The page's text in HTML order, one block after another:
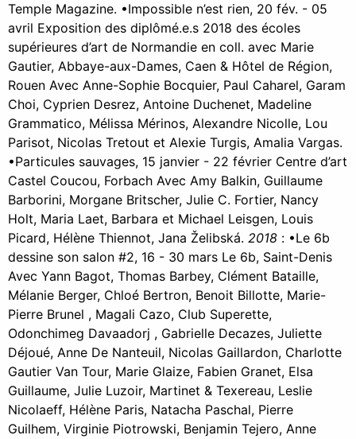
Temple Magazine. •Impossible n’est rien, 20 fév. - 05
avril Exposition des diplômé.e.s 2018 des écoles
supérieures d’art de Normandie en coll. avec Marie
Gautier, Abbaye-aux-Dames, Caen & Hôtel de Région,
Rouen Avec Anne-Sophie Bocquier, Paul Caharel, Garam
Choi, Cyprien Desrez, Antoine Duchenet, Madeline
Grammatico, Mélissa Mérinos, Alexandre Nicolle, Lou
Parisot, Nicolas Tretout et Alexie Turgis, Amalia Vargas.
•Particules sauvages, 15 janvier - 22 février Centre d’art
Castel Coucou, Forbach Avec Amy Balkin, Guillaume
Barborini, Morgane Britscher, Julie C. Fortier, Nancy
Holt, Maria Laet, Barbara et Michael Leisgen, Louis
Picard, Hélène Thiennot, Jana Želibská. 2018 : •Le 6b
dessine son salon #2, 16 - 30 mars Le 6b, Saint-Denis
Avec Yann Bagot, Thomas Barbey, Clément Bataille,
Mélanie Berger, Chloé Bertron, Benoit Billotte, Marie-
Pierre Brunel , Magali Cazo, Club Superette,
Odonchimeg Davaadorj , Gabrielle Decazes, Juliette
Déjoué, Anne De Nanteuil, Nicolas Gaillardon, Charlotte
Gautier Van Tour, Marie Glaize, Fabien Granet, Elsa
Guillaume, Julie Luzoir, Martinet & Texereau, Leslie
Nicolaeff, Hélène Paris, Natacha Paschal, Pierre
Guilhem, Virginie Piotrowski, Benjamin Tejero, Anne